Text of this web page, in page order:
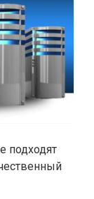
подходят